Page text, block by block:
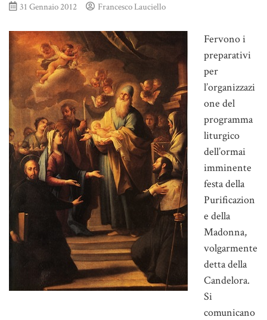
31 Gennaio 2012 Francesco Lauciello
Fervono i
preparativi
per
l’organizzazi
one del
programma
liturgico
dell’ormai
imminente
festa della
Purificazion
e della
Madonna,
volgarmente
detta della
Candelora.
Si
comunicano